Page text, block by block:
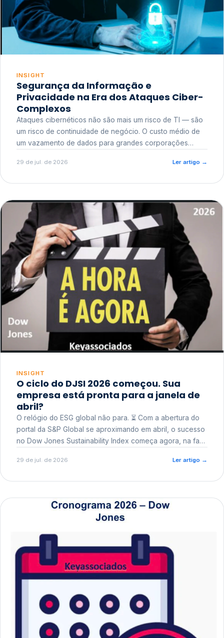
INSIGHT
Segurança da Informação e
Privacidade na Era dos Ataques Ciber-
Complexos
Ataques cibernéticos não são mais um risco de TI — são
um risco de continuidade de negócio. O custo médio de
um vazamento de dados para grandes corporações
reputacional e o risco regulatório junto a órgãos como a
29 de jul. de 2026 Ler artigo →
INSIGHT
O ciclo do DJSI 2026 começou. Sua
empresa está pronta para a janela de
abril?
O relógio do ESG global não para. ⏳ Com a abertura do
portal da S&P Global se aproximando em abril, o sucesso
no Dow Jones Sustainability Index começa agora, na fase
29 de jul. de 2026 Ler artigo →